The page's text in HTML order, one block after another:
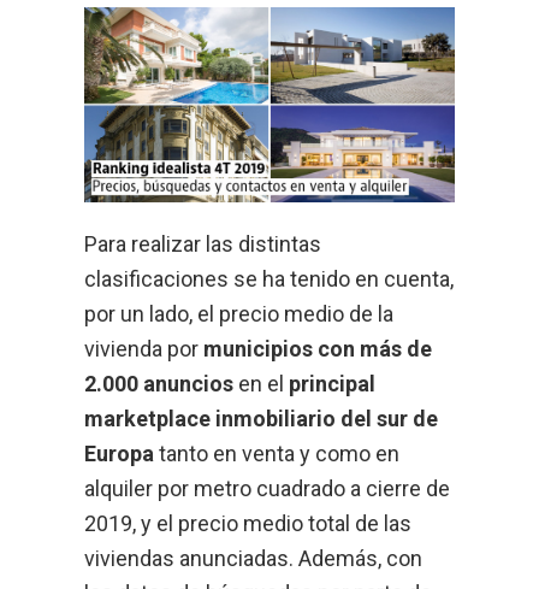
Para realizar las distintas
clasificaciones se ha tenido en cuenta,
por un lado, el precio medio de la
vivienda por municipios con más de
2.000 anuncios en el principal
marketplace inmobiliario del sur de
Europa tanto en venta y como en
alquiler por metro cuadrado a cierre de
2019, y el precio medio total de las
viviendas anunciadas. Además, con